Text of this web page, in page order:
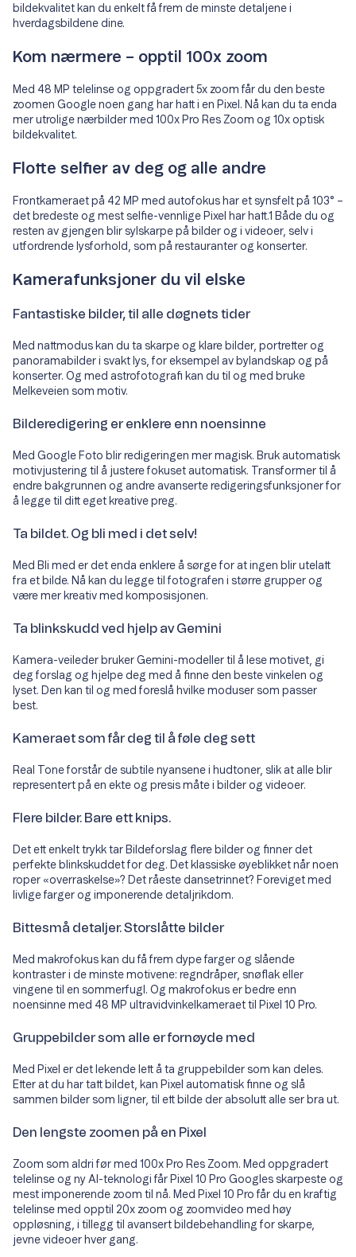
bildekvalitet kan du enkelt få frem de minste detaljene i
hverdagsbildene dine.
Kom nærmere – opptil 100x zoom
Med 48 MP telelinse og oppgradert 5x zoom får du den beste
zoomen Google noen gang har hatt i en Pixel. Nå kan du ta enda
mer utrolige nærbilder med 100x Pro Res Zoom og 10x optisk
bildekvalitet.
Flotte selfier av deg og alle andre
Frontkameraet på 42 MP med autofokus har et synsfelt på 103° –
det bredeste og mest selfie-vennlige Pixel har hatt.1 Både du og
resten av gjengen blir sylskarpe på bilder og i videoer, selv i
utfordrende lysforhold, som på restauranter og konserter.
Kamerafunksjoner du vil elske
Fantastiske bilder, til alle døgnets tider
Med nattmodus kan du ta skarpe og klare bilder, portretter og
panoramabilder i svakt lys, for eksempel av bylandskap og på
konserter. Og med astrofotografi kan du til og med bruke
Melkeveien som motiv.
Bilderedigering er enklere enn noensinne
Med Google Foto blir redigeringen mer magisk. Bruk automatisk
motivjustering til å justere fokuset automatisk. Transformer til å
endre bakgrunnen og andre avanserte redigeringsfunksjoner for
å legge til ditt eget kreative preg.
Ta bildet. Og bli med i det selv!
Med Bli med er det enda enklere å sørge for at ingen blir utelatt
fra et bilde. Nå kan du legge til fotografen i større grupper og
være mer kreativ med komposisjonen.
Ta blinkskudd ved hjelp av Gemini
Kamera-veileder bruker Gemini-modeller til å lese motivet, gi
deg forslag og hjelpe deg med å finne den beste vinkelen og
lyset. Den kan til og med foreslå hvilke moduser som passer
best.
Kameraet som får deg til å føle deg sett
Real Tone forstår de subtile nyansene i hudtoner, slik at alle blir
representert på en ekte og presis måte i bilder og videoer.
Flere bilder. Bare ett knips.
Det ett enkelt trykk tar Bildeforslag flere bilder og finner det
perfekte blinkskuddet for deg. Det klassiske øyeblikket når noen
roper «overraskelse»? Det råeste dansetrinnet? Foreviget med
livlige farger og imponerende detaljrikdom.
Bittesmå detaljer. Storslåtte bilder
Med makrofokus kan du få frem dype farger og slående
kontraster i de minste motivene: regndråper, snøflak eller
vingene til en sommerfugl. Og makrofokus er bedre enn
noensinne med 48 MP ultravidvinkelkameraet til Pixel 10 Pro.
Gruppebilder som alle er fornøyde med
Med Pixel er det lekende lett å ta gruppebilder som kan deles.
Etter at du har tatt bildet, kan Pixel automatisk finne og slå
sammen bilder som ligner, til ett bilde der absolutt alle ser bra ut.
Den lengste zoomen på en Pixel
Zoom som aldri før med 100x Pro Res Zoom. Med oppgradert
telelinse og ny AI-teknologi får Pixel 10 Pro Googles skarpeste og
mest imponerende zoom til nå. Med Pixel 10 Pro får du en kraftig
telelinse med opptil 20x zoom og zoomvideo med høy
oppløsning, i tillegg til avansert bildebehandling for skarpe,
jevne videoer hver gang.